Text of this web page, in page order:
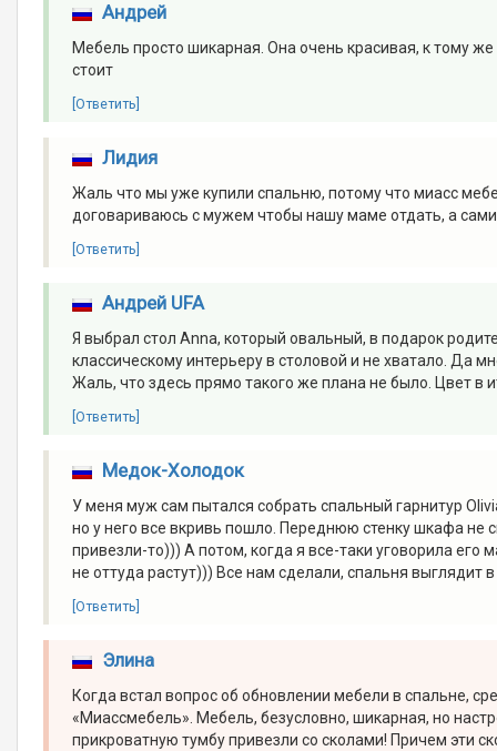
Андрей
Мебель просто шикарная. Она очень красивая, к тому
стоит
[Ответить]
Лидия
Жаль что мы уже купили спальню, потому что миасс
договариваюсь с мужем чтобы нашу маме отдать, а
[Ответить]
Андрей UFA
Я выбрал стол Anna, который овальный, в подарок
классическому интерьеру в столовой и не хватало. Да
Жаль, что здесь прямо такого же плана не было. Цвет в
[Ответить]
Медок-Холодок
У меня муж сам пытался собрать спальный гарнитур
но у него все вкривь пошло. Переднюю стенку шкафа не
привезли-то))) А потом, когда я все-таки уговорила его
не оттуда растут))) Все нам сделали, спальня выглядит
[Ответить]
Элина
Когда встал вопрос об обновлении мебели в спальне,
«Миассмебель». Мебель, безусловно, шикарная, но
прикроватную тумбу привезли со сколами! Причем эти